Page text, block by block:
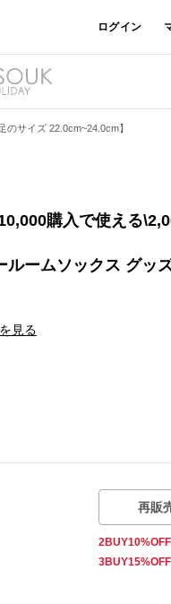
ログイン
のサイズ 22.0cm~24.0cm】
購入で使える
ルームソックス グッ
見る
再販
2BUY10%OFF
3BUY15%OFF